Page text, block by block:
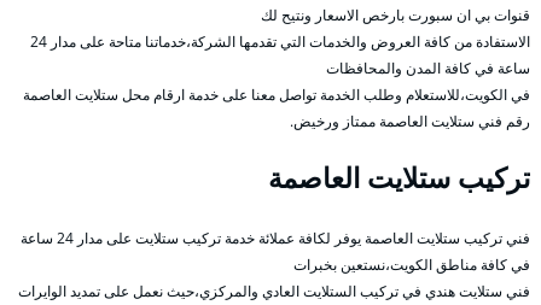
قنوات بي ان سبورت بارخص الاسعار ونتيح لك
الاستفادة من كافة العروض والخدمات التي تقدمها الشركة،خدماتنا متاحة على مدار 24
ساعة في كافة المدن والمحافظات
في الكويت،للاستعلام وطلب الخدمة تواصل معنا على خدمة ارقام محل ستلايت العاصمة
رقم فني ستلايت العاصمة ممتاز ورخيض.
تركيب ستلايت العاصمة
فني تركيب ستلايت العاصمة يوفر لكافة عملائة خدمة تركيب ستلايت على مدار 24 ساعة
في كافة مناطق الكويت،نستعين بخبرات
فني ستلايت هندي في تركيب الستلايت العادي والمركزي،حيث نعمل على تمديد الوايرات